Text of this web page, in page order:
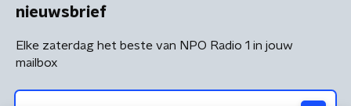
nieuwsbrief
Elke zaterdag het beste van NPO Radio 1 in jouw
mailbox